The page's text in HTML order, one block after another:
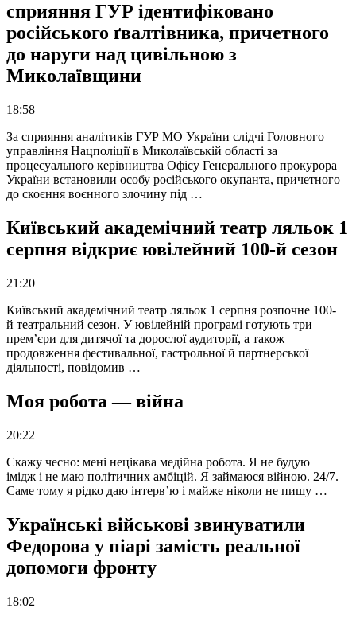
сприяння ГУР ідентифіковано
російського ґвалтівника, причетного
до наруги над цивільною з
Миколаївщини
18:58
За сприяння аналітиків ГУР МО України слідчі Головного
управління Нацполіції в Миколаївській області за
процесуального керівництва Офісу Генерального прокурора
України встановили особу російського окупанта, причетного
до скоєння воєнного злочину під …
Київський академічний театр ляльок 1
серпня відкриє ювілейний 100-й сезон
21:20
Київський академічний театр ляльок 1 серпня розпочне 100-
й театральний сезон. У ювілейній програмі готують три
прем’єри для дитячої та дорослої аудиторії, а також
продовження фестивальної, гастрольної й партнерської
діяльності, повідомив …
Моя робота — війна
20:22
Скажу чесно: мені нецікава медійна робота. Я не будую
імідж і не маю політичних амбіцій. Я займаюся війною. 24/7.
Саме тому я рідко даю інтерв’ю і майже ніколи не пишу …
Українські військові звинуватили
Федорова у піарі замість реальної
допомоги фронту
18:02